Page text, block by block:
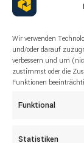
Wir verwenden
und/oder darauf
verbessern und um
zustimmst oder die
Funktionen
Funktional
Statistiken
ALLE